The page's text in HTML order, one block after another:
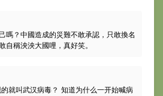
嗎？中國造成的災難不敢承認，只敢換名
自稱泱泱大國哩，真好笑。
就叫武汉病毒？ 知道为什么一开始喊病